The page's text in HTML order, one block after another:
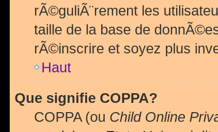
rÃ©guliÃ¨rement les
taille de la base de
rÃ©inscrire et soyez plus
Haut
Que signifie COPPA?
COPPA (ou Child Online